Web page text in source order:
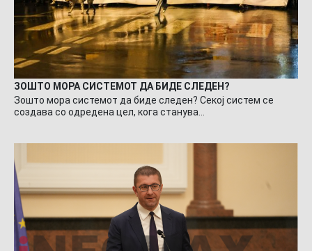
ЗОШТО МОРА СИСТЕМОТ ДА БИДЕ СЛЕДЕН?
Зошто мора системот да биде следен? Секој систем се
создава со одредена цел, кога станува…